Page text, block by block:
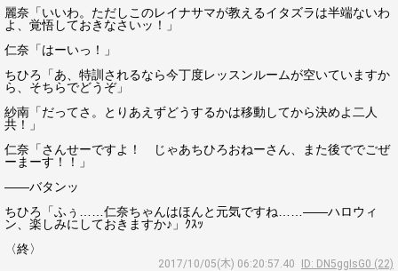
麗奈「いいわ。ただしこのレイナサマが教えるイタズラは半端ないわ
よ、覚悟しておきなさいッ！」
仁奈「はーいっ！」
ちひろ「あ、特訓されるなら今丁度レッスンルームが空いていますか
ら、そちらでどうぞ」
紗南「だってさ。とりあえずどうするかは移動してから決めよ二人
共！」
仁奈「さんせーですよ！ じゃあちひろおねーさん、また後ででごぜ
ーまーす！！」
――バタンッ
ちひろ「ふぅ……仁奈ちゃんはほんと元気ですね……――ハロウィ
ン、楽しみにしておきますか♪」ｸｽｯ
〈終〉
2017/10/05(木) 06:20:57.40
ID: DN5ggIsG0 (22)